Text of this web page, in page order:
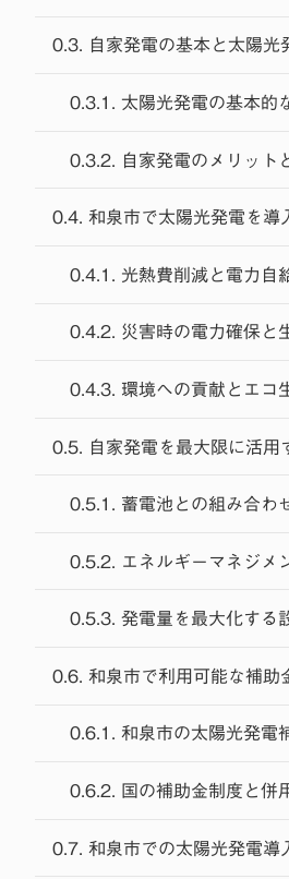
0.3. 自家発電の基本と太陽光
0.3.1. 太陽光発電の基本的
0.3.2. 自家発電のメリット
0.4. 和泉市で太陽光発電を導
0.4.1. 光熱費削減と電力自
0.4.2. 災害時の電力確保と
0.4.3. 環境への貢献とエコ
0.5. 自家発電を最大限に活用
0.5.1. 蓄電池との組み合わ
0.5.2. エネルギーマネジメ
0.5.3. 発電量を最大化する
0.6. 和泉市で利用可能な補助
0.6.1. 和泉市の太陽光発電
0.6.2. 国の補助金制度と併
0.7. 和泉市での太陽光発電導